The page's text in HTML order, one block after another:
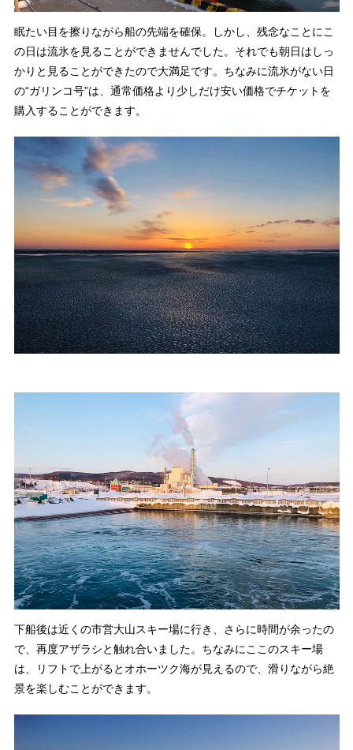
眠たい目を擦りながら船の先端を確保。しかし、残念なことにこ
の日は流氷を見ることができませんでした。それでも朝日はしっ
かりと見ることができたので大満足です。ちなみに流氷がない日
の“ガリンコ号”は、通常価格より少しだけ安い価格でチケットを
購入することができます。
下船後は近くの市営大山スキー場に行き、さらに時間が余ったの
で、再度アザラシと触れ合いました。ちなみにここのスキー場
は、リフトで上がるとオホーツク海が見えるので、滑りながら絶
景を楽しむことができます。